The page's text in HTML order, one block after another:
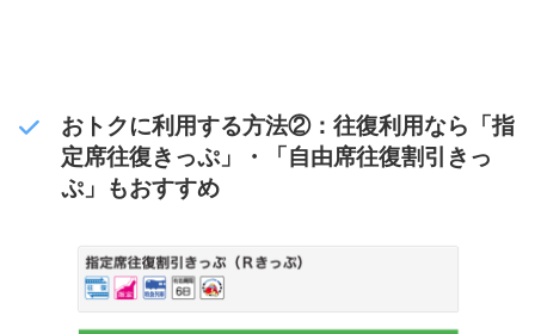
おトクに利用する方法②：往復利用なら「指
定席往復きっぷ」・「自由席往復割引きっ
ぷ」もおすすめ